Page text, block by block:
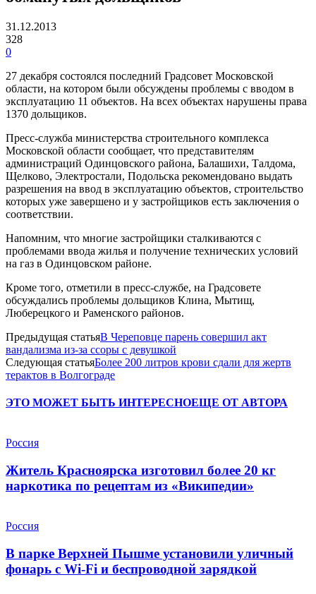
31.12.2013
328
0
27 декабря состоялся последний Градсовет Московской
области, на котором были обсуждены проблемы с вводом в
эксплуатацию 11 объектов. На всех объектах нарушены права
1370 дольщиков.
Пресс-служба министерства строительного комплекса
Московской области сообщает, что представителям
администраций Одинцовского района, Балашихи, Талдома,
Щелково, Электростали, Подольска рекомендовано выдать
разрешения на ввод в эксплуатацию объектов, строительство
которых уже завершено и у застройщиков есть заключения о
соответствии.
Напомним, что многие застройщики сталкиваются с
проблемами ввода жилья и получение технических условий
на газ в Одинцовском районе.
Кроме того, отметили в пресс-службе, на Градсовете
обсуждались проблемы дольщиков Клина, Мытищ,
Люберецкого и Раменского районов.
Предыдущая статьяВ Череповце парень совершил акт
вандализма из-за ссоры с девушкой
Следующая статьяБолее 200 литров крови сдали для жертв
терактов в Волгограде
ЭТО МОЖЕТ БЫТЬ ИНТЕРЕСНОЕЩЕ ОТ АВТОРА
Россия
Житель Красноярска изготовил более 20 кг
наркотика по рецептам из «Википедии»
Россия
В парке Верхней Пышме установили уличный
фонарь с Wi-Fi и беспроводной зарядкой